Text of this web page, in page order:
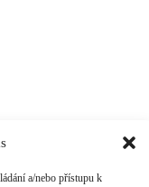
a/nebo přístupu k